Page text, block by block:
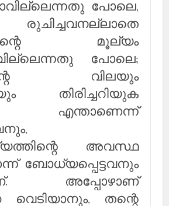
പോലെ,
മൂല്യം
പോലെ;
വിലയും
തിരിച്ചറിയുക
എന്താണെന്ന്
അവസ്ഥ
ബോധ്യപ്പെട്ടവനും
അപ്പോഴാണ്
വെടിയാനും, തന്റെ